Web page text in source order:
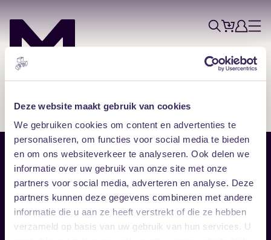
Deze website maakt gebruik van cookies
We gebruiken cookies om content en advertenties te
personaliseren, om functies voor social media te bieden
en om ons websiteverkeer te analyseren. Ook delen we
informatie over uw gebruik van onze site met onze
partners voor social media, adverteren en analyse. Deze
partners kunnen deze gegevens combineren met andere
informatie die u aan ze heeft verstrekt of die ze hebben
verzameld op basis van uw gebruik van hun services. U
ZoekTicketsAccount
Menu
Sitemap
Home
Vrijwilligers
Verhuur
Disclaimer
Toegankelijkheid
Privacy & cookies
Follow